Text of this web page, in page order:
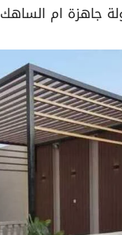
جاهزة ام الساهك